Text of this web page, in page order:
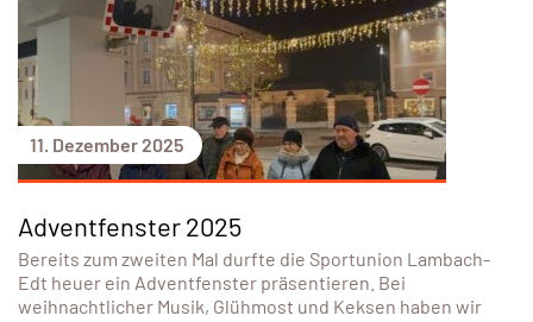
11. Dezember 2025
Adventfenster 2025
Bereits zum zweiten Mal durfte die Sportunion Lambach-
Edt heuer ein Adventfenster präsentieren. Bei
weihnachtlicher Musik, Glühmost und Keksen haben wir